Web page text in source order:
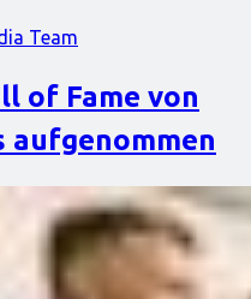
Team
of Fame von
aufgenommen